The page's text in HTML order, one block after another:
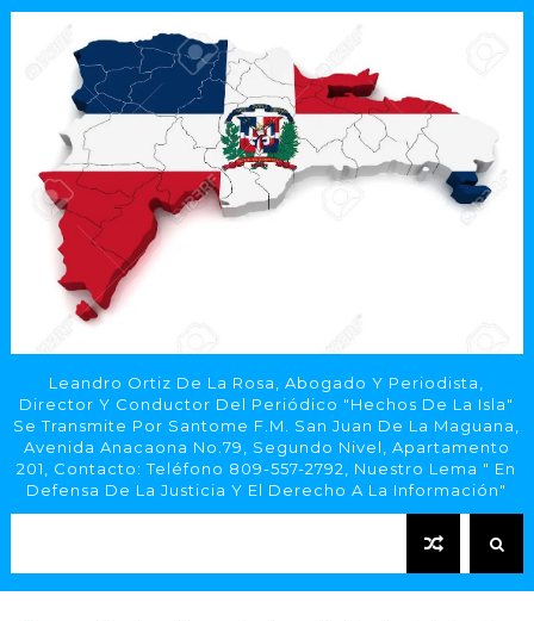
Leandro Ortiz De La Rosa, Abogado Y Periodista,
Director Y Conductor Del Periódico "Hechos De La Isla"
Se Transmite Por Santome F.M. San Juan De La Maguana,
Avenida Anacaona No.79, Segundo Nivel, Apartamento
201, Contacto: Teléfono 809-557-2792, Nuestro Lema " En
Defensa De La Justicia Y El Derecho A La Información"